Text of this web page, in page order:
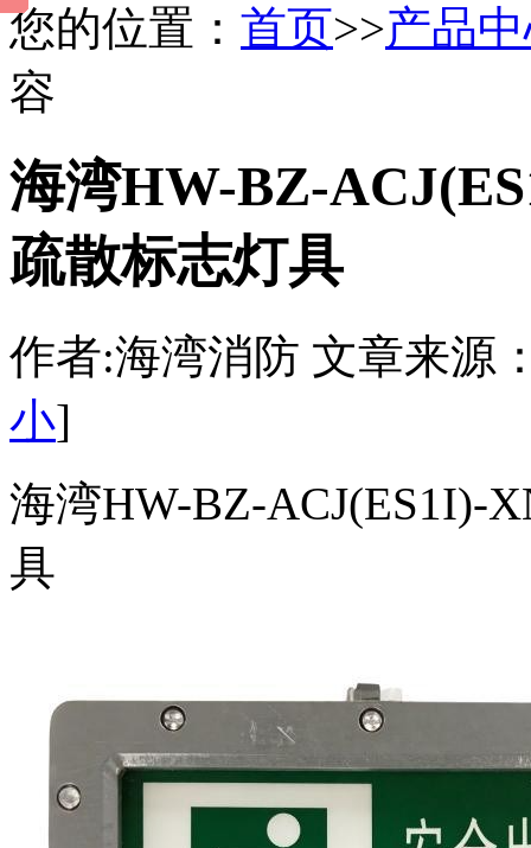
您的位置： 首页>>产品
容
海湾HW-BZ-
疏散标志灯具
作者:海湾消防 文章来源
小]
海湾HW-BZ-ACJ(ES1I)-
具